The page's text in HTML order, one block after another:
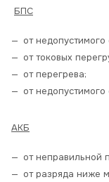
БПС
от
от токовых
от перегрева;
от
АКБ
от неправильной
от разряда ниже